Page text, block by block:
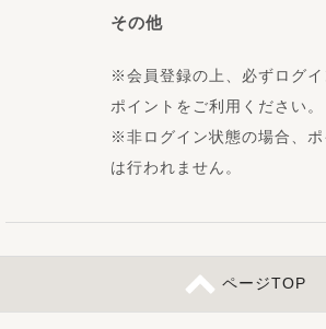
その他
※会員登録の上、必ずログ
ポイントをご利用ください。
※非ログイン状態の場合、
は行われません。
ページTOP